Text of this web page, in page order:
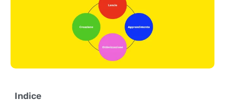
Indice